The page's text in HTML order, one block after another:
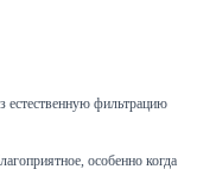
естественную фильтрацию
особенно когда